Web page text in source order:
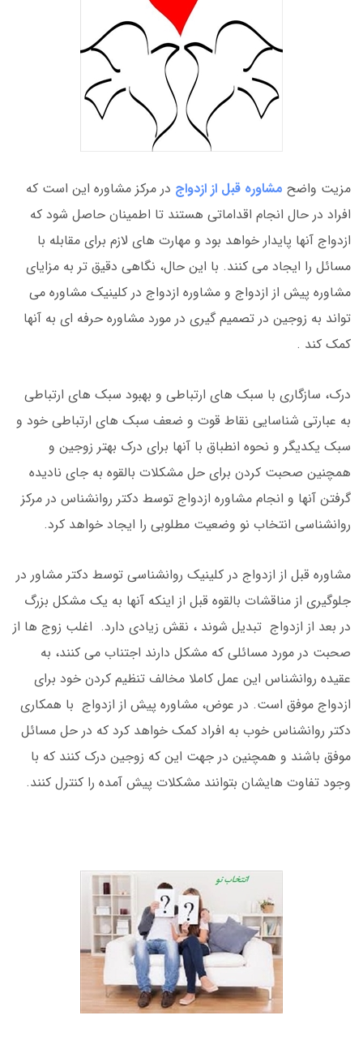
مزیت واضح مشاوره قبل از ازدواج در مرکز مشاوره این است که
افراد در حال انجام اقداماتی هستند تا اطمینان حاصل شود که
ازدواج آنها پایدار خواهد بود و مهارت های لازم برای مقابله با
مسائل را ایجاد می کنند. با این حال، نگاهی دقیق تر به مزایای
مشاوره پیش از ازدواج و مشاوره ازدواج در کلینیک مشاوره می
تواند به زوجین در تصمیم گیری در مورد مشاوره حرفه ای به آنها
کمک کند .
درک، سازگاری با سبک های ارتباطی و بهبود سبک های ارتباطی
به عبارتی شناسایی نقاط قوت و ضعف سبک های ارتباطی خود و
سبک یکدیگر و نحوه انطباق با آنها برای درک بهتر زوجین و
همچنین صحبت کردن برای حل مشکلات بالقوه به جای نادیده
گرفتن آنها و انجام مشاوره ازدواج توسط دکتر روانشناس در مرکز
روانشناسی انتخاب نو وضعیت مطلوبی را ایجاد خواهد کرد.
مشاوره قبل از ازدواج در کلینیک روانشناسی توسط دکتر مشاور در
جلوگیری از مناقشات بالقوه قبل از اینکه آنها به یک مشکل بزرگ
در بعد از ازدواج تبدیل شوند ، نقش زیادی دارد. اغلب زوج ها از
صحبت در مورد مسائلی که مشکل دارند اجتناب می کنند، به
عقیده روانشناس این عمل کاملا مخالف تنظیم کردن خود برای
ازدواج موفق است. در عوض، مشاوره پیش از ازدواج با همکاری
دکتر روانشناس خوب به افراد کمک خواهد کرد که در حل مسائل
موفق باشند و همچنین در جهت این که زوجین درک کنند که با
وجود تفاوت هایشان بتوانند مشکلات پیش آمده را کنترل کنند.